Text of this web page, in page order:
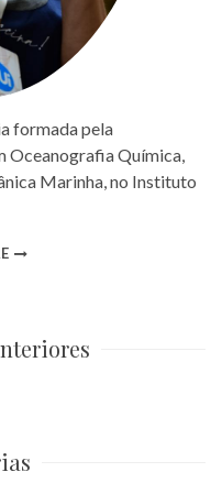
formada pela
Oceanografia Química,
Marinha, no Instituto